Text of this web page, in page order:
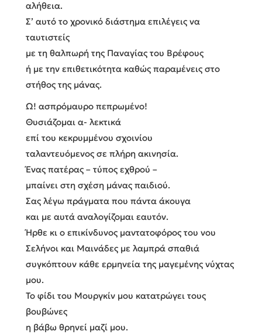
αλήθεια.
Σ’ αυτό το χρονικό διάστημα επιλέγεις να
ταυτιστείς
με τη θαλπωρή της Παναγίας του Βρέφους
ή με την επιθετικότητα καθώς παραμένεις στο
στήθος της μάνας.
Ω! ασπρόμαυρο πεπρωμένο!
Θυσιάζομαι α- λεκτικά
επί του κεκρυμμένου σχοινίου
ταλαντευόμενος σε πλήρη ακινησία.
Ένας πατέρας – τύπος εχθρού –
μπαίνει στη σχέση μάνας παιδιού.
Σας λέγω πράγματα που πάντα άκουγα
και με αυτά αναλογίζομαι εαυτόν.
Ήρθε κι ο επικίνδυνος μαντατοφόρος του νου
Σελήνοι και Μαινάδες με λαμπρά σπαθιά
συγκόπτουν κάθε ερμηνεία της μαγεμένης νύχτας
μου.
Το φίδι του Μουργκίν μου κατατρώγει τους
βουβώνες
η βάβω θρηνεί μαζί μου.